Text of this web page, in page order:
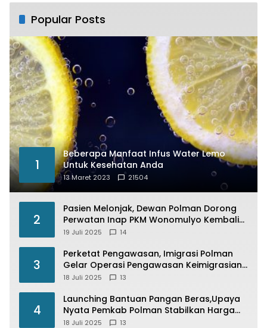
Popular Posts
1
Beberapa Manfaat Infus Water Lemo
Untuk Kesehatan Anda
13 Maret 2023 21504
2
Pasien Melonjak, Dewan Polman Dorong
Perwatan Inap PKM Wonomulyo Kembali
di Fungsikan
19 Juli 2025 14
3
Perketat Pengawasan, Imigrasi Polman
Gelar Operasi Pengawasan Keimigrasian
“Wirawaspada” Serentak disemua Daerah
18 Juli 2025 13
4
Launching Bantuan Pangan Beras,Upaya
Nyata Pemkab Polman Stabilkan Harga
Beras
18 Juli 2025 13